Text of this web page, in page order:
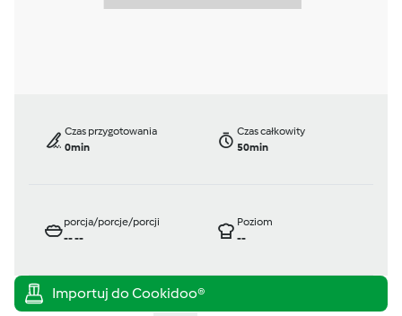
Czas przygotowania
0min
Czas całkowity
50min
porcja/porcje/porcji
----
Poziom
--